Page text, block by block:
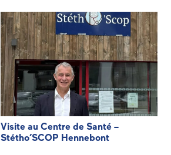
Visite au Centre de Santé –
Stétho’SCOP Hennebont